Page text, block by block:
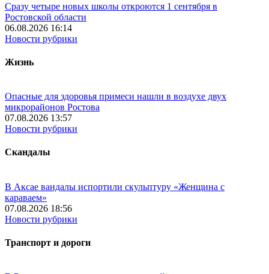
Сразу четыре новых школы откроются 1 сентября в
Ростовской области
06.08.2026 16:14
Новости рубрики
Жизнь
Опасные для здоровья примеси нашли в воздухе двух
микрорайонов Ростова
07.08.2026 13:57
Новости рубрики
Скандалы
В Аксае вандалы испортили скульптуру «Женщина с
караваем»
07.08.2026 18:56
Новости рубрики
Транспорт и дороги